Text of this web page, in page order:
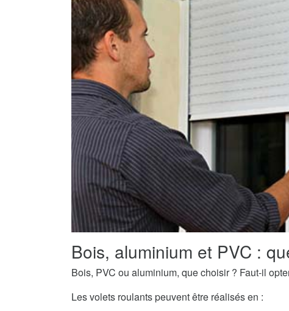
Bois, aluminium et PVC :
Bois, PVC ou aluminium, que choisir ? Faut-il
Les volets roulants peuvent être réalisés en :